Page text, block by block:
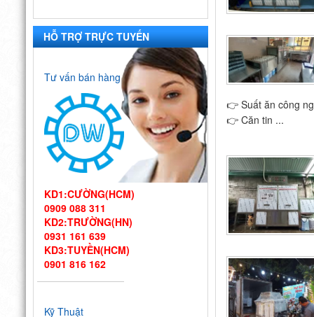
HỖ TRỢ TRỰC TUYẾN
Tư vấn bán hàng
KD1:CƯỜNG(HCM)
0909 088 311
KD2:TRƯỜNG(HN)
0931 161 639
KD3:TUYỀN(HCM)
0901 816 162
Kỹ Thuật
Thiết kế bếp
👉 Suất ăn công
👉 Căn tin ...